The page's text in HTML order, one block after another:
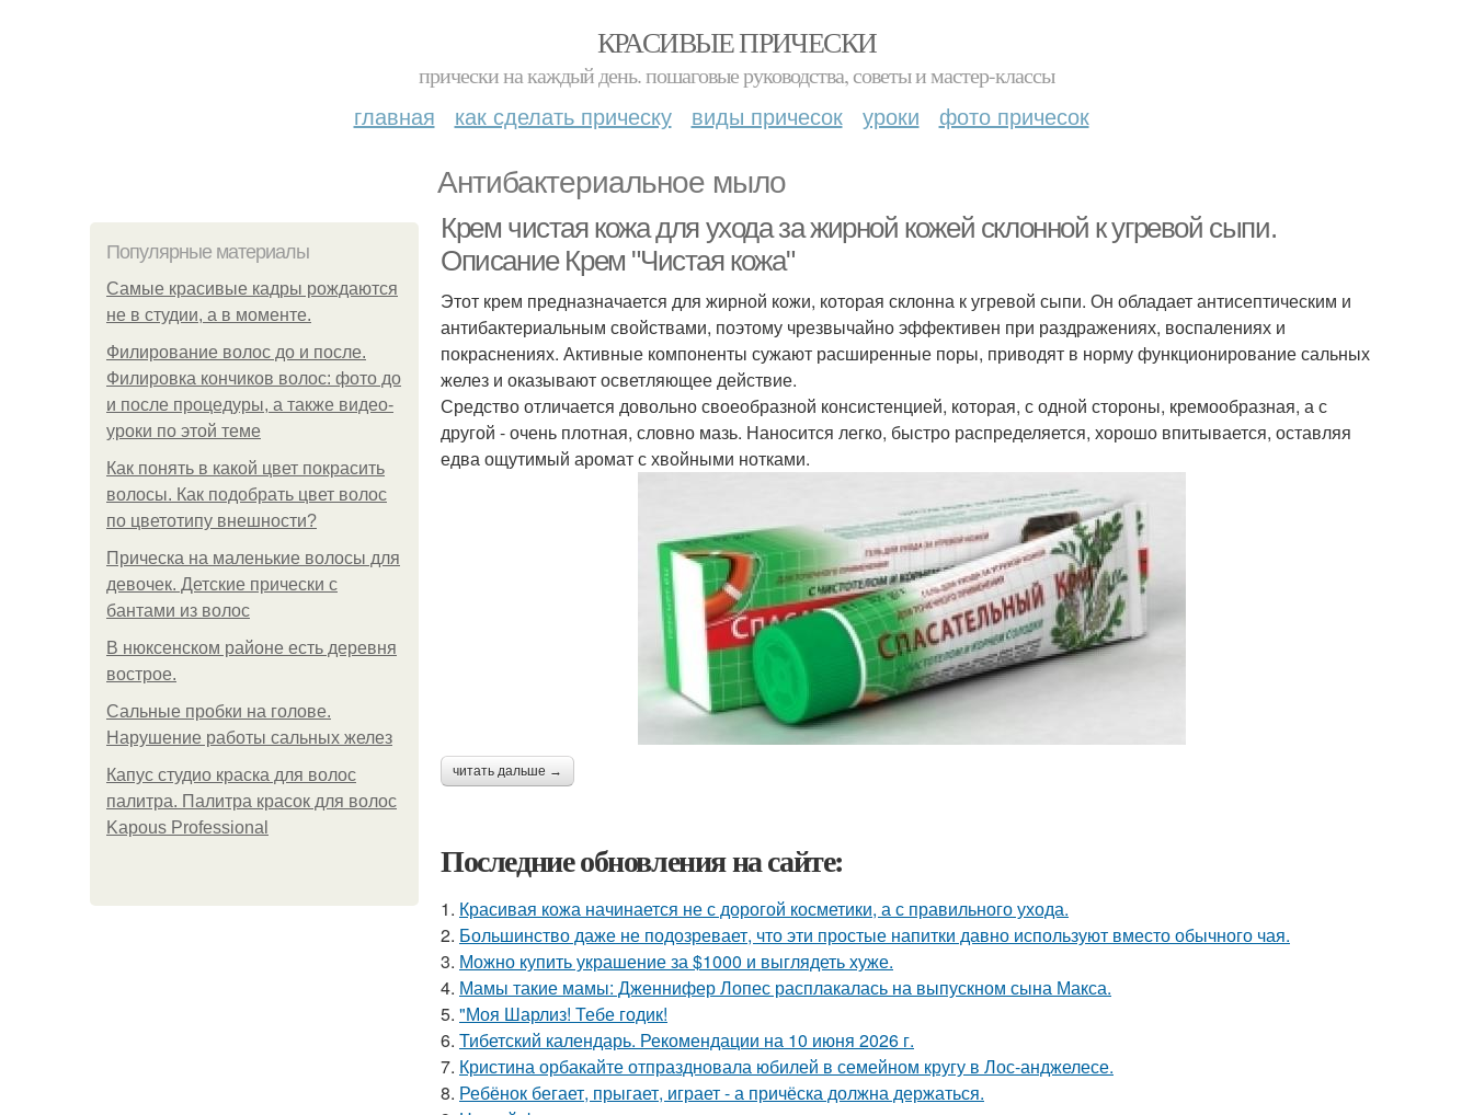
КРАСИВЫЕ ПРИЧЕСКИ
прически на каждый день. пошаговые руководства, советы и мастер-классы
главная как сделать прическу виды причесок уроки фото причесок
Антибактериальное мыло
Популярные материалы
Самые красивые кадры рождаются
не в студии, а в моменте.
Филирование волос до и после.
Филировка кончиков волос: фото до
и после процедуры, а также видео-
уроки по этой теме
Как понять в какой цвет покрасить
волосы. Как подобрать цвет волос
по цветотипу внешности?
Прическа на маленькие волосы для
девочек. Детские прически с
бантами из волос
В нюксенском районе есть деревня
вострое.
Сальные пробки на голове.
Нарушение работы сальных желез
Капус студио краска для волос
палитра. Палитра красок для волос
Kapous Professional
Крем чистая кожа для ухода за жирной кожей склонной к угревой сыпи.
Описание Крем "Чистая кожа"
Этот крем предназначается для жирной кожи, которая склонна к угревой сыпи. Он обладает антисептическим и
антибактериальным свойствами, поэтому чрезвычайно эффективен при раздражениях, воспалениях и
покраснениях. Активные компоненты сужают расширенные поры, приводят в норму функционирование сальных
желез и оказывают осветляющее действие.
Средство отличается довольно своеобразной консистенцией, которая, с одной стороны, кремообразная, а с
другой - очень плотная, словно мазь. Наносится легко, быстро распределяется, хорошо впитывается, оставляя
едва ощутимый аромат с хвойными нотками.
читать дальше →
Последние обновления на сайте:
1. Красивая кожа начинается не с дорогой косметики, а с правильного ухода.
2. Большинство даже не подозревает, что эти простые напитки давно используют вместо обычного чая.
3. Можно купить украшение за $1000 и выглядеть хуже.
4. Мамы такие мамы: Дженнифер Лопес расплакалась на выпускном сына Макса.
5. "Моя Шарлиз! Тебе годик!
6. Тибетский календарь. Рекомендации на 10 июня 2026 г.
7. Кристина орбакайте отпраздновала юбилей в семейном кругу в Лос-анджелесе.
8. Ребёнок бегает, прыгает, играет - а причёска должна держаться.